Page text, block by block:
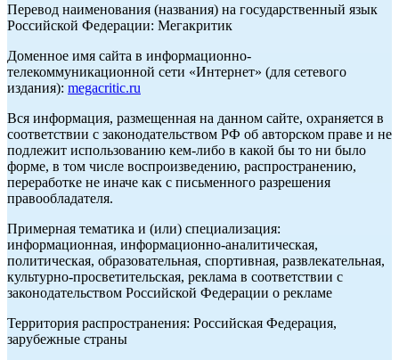
Перевод наименования (названия) на государственный язык
Российской Федерации: Мегакритик
Доменное имя сайта в информационно-
телекоммуникационной сети «Интернет» (для сетевого
издания): megacritic.ru
Вся информация, размещенная на данном сайте, охраняется в
соответствии с законодательством РФ об авторском праве и не
подлежит использованию кем-либо в какой бы то ни было
форме, в том числе воспроизведению, распространению,
переработке не иначе как с письменного разрешения
правообладателя.
Примерная тематика и (или) специализация:
информационная, информационно-аналитическая,
политическая, образовательная, спортивная, развлекательная,
культурно-просветительская, реклама в соответствии с
законодательством Российской Федерации о рекламе
Территория распространения: Российская Федерация,
зарубежные страны